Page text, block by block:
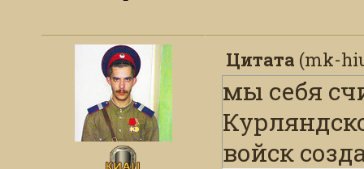
Цитата (mk-
мы себя
войск